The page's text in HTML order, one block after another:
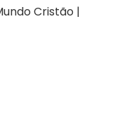
Cristão |